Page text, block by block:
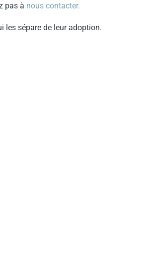
pas à nous contacter.
les sépare de leur adoption.